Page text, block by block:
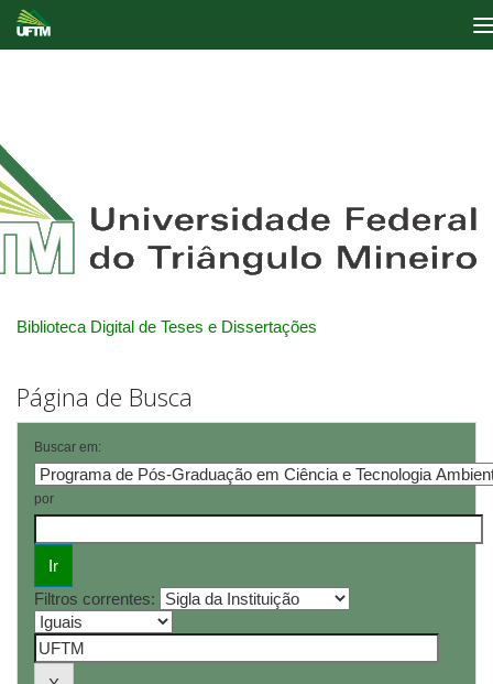
Biblioteca Digital de Teses e Dissertações
Página de Busca
Buscar em:
por
Filtros correntes: